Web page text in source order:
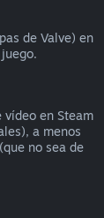
de Valve) en
vídeo en Steam
a menos
no sea de